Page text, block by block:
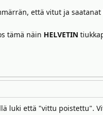
että vitut ja
tämä näin HELVETIN
luki että "vittu poistettu".